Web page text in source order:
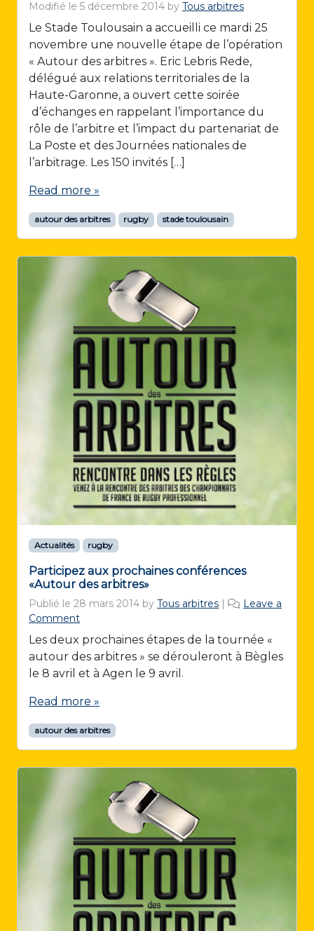
Modifié le 5 décembre 2014 by Tous arbitres
Le Stade Toulousain a accueilli ce mardi 25
novembre une nouvelle étape de l’opération
« Autour des arbitres ». Eric Lebris Rede,
délégué aux relations territoriales de la
Haute-Garonne, a ouvert cette soirée
d’échanges en rappelant l’importance du
rôle de l’arbitre et l’impact du partenariat de
La Poste et des Journées nationales de
l’arbitrage. Les 150 invités […]
Read more »
autour des arbitres rugby stade toulousain
Actualités rugby
Participez aux prochaines conférences
«Autour des arbitres»
Publié le 28 mars 2014 by Tous arbitres |
Leave a
Comment
Les deux prochaines étapes de la tournée «
autour des arbitres » se dérouleront à Bègles
le 8 avril et à Agen le 9 avril.
Read more »
autour des arbitres